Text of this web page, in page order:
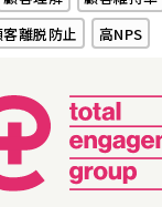
客離脱防止 高NPS